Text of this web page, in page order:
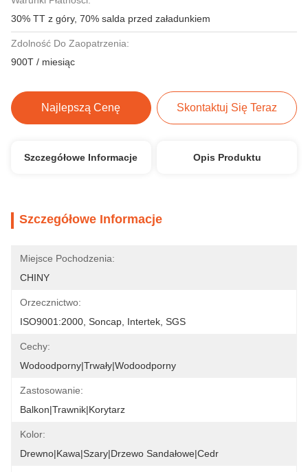
30% TT z góry, 70% salda przed załadunkiem
Zdolność Do Zaopatrzenia:
900T / miesiąc
Najlepszą Cenę Skontaktuj Się Teraz
Szczegółowe Informacje Opis Produktu
Szczegółowe Informacje
Miejsce Pochodzenia:
CHINY
Orzecznictwo:
ISO9001:2000, Soncap, Intertek, SGS
Cechy:
Wodoodporny|Trwały|Wodoodporny
Zastosowanie:
Balkon|Trawnik|Korytarz
Kolor:
Drewno|Kawa|Szary|Drzewo Sandałowe|Cedr